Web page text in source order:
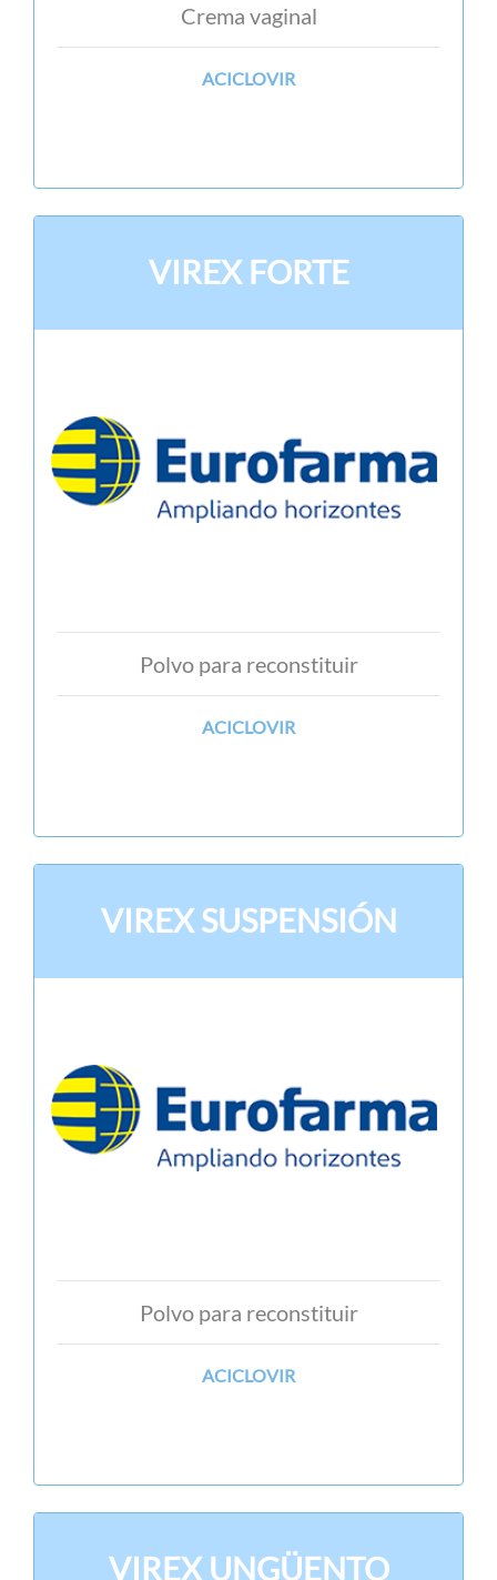
Crema vaginal
ACICLOVIR
VIREX FORTE
Polvo para reconstituir
ACICLOVIR
VIREX SUSPENSIÓN
Polvo para reconstituir
ACICLOVIR
VIREX UNGÜENTO